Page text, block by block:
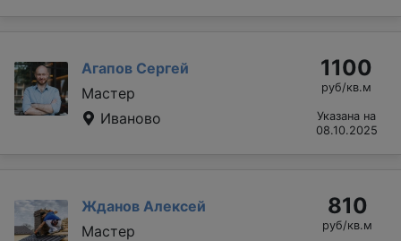
Агапов Сергей
Мастер
Иваново
1100
руб/кв.м
Указана на
08.10.2025
Жданов Алексей
Мастер
810
руб/кв.м